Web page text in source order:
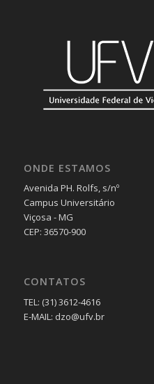
ONDE ESTAMOS
Avenida PH. Rolfs, s/nº
Campus Universitário
Viçosa - MG
CEP: 36570-900
CONTATOS
TEL: (31) 3612-4616
E-MAIL: dzo@ufv.br